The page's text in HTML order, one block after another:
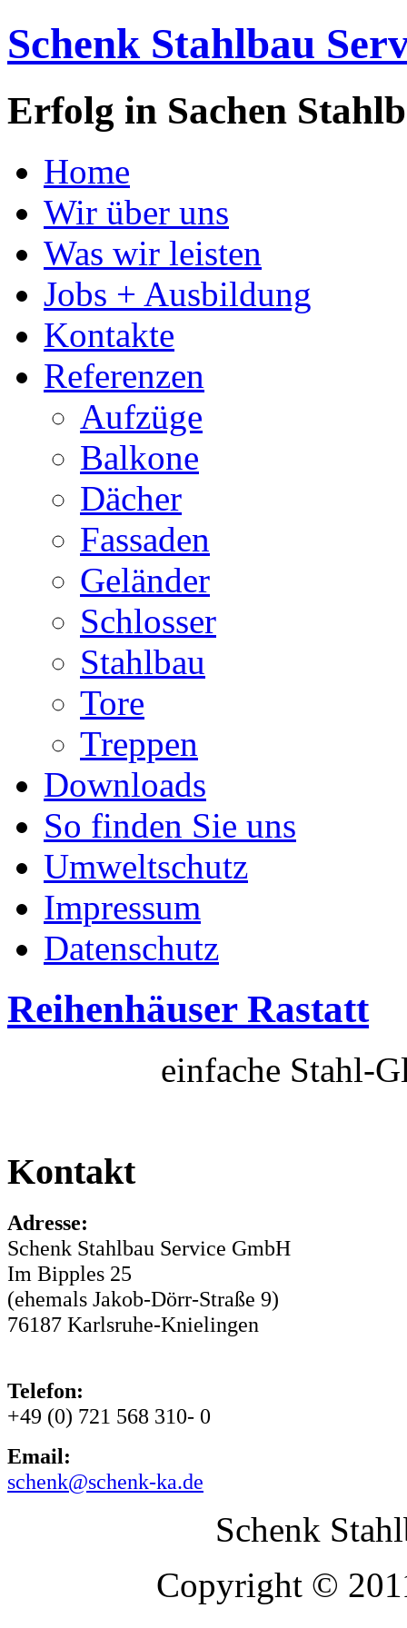
Schenk Stahlbau
Erfolg in Sachen
Home
Wir über uns
Was wir leisten
Jobs + Ausbildung
Kontakte
Referenzen
Aufzüge
Balkone
Dächer
Fassaden
Geländer
Schlosser
Stahlbau
Tore
Treppen
Downloads
So finden Sie uns
Umweltschutz
Impressum
Datenschutz
Reihenhäuser Rastatt
einfache Stahl-
Kontakt
Adresse:
Schenk Stahlbau Service GmbH
Im Bipples 25
(ehemals Jakob-Dörr-Straße 9)
76187 Karlsruhe-Knielingen
Telefon:
+49 (0) 721 568 310- 0
Email:
schenk@schenk-ka.de
Schenk
Copyright ©